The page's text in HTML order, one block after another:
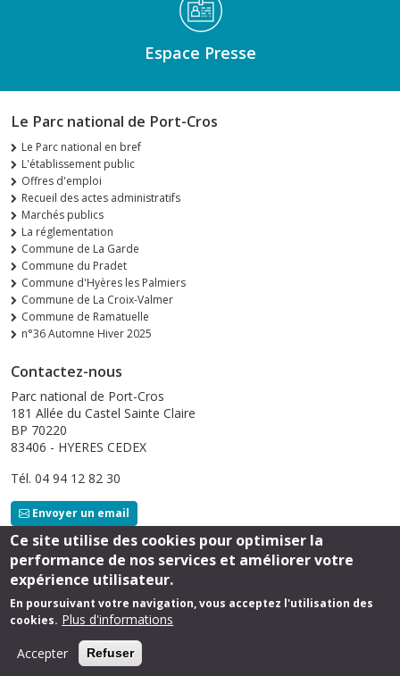
Espace Presse
Le Parc national de Port-Cros
Le Parc national en bref
L'établissement public
Offres d'emploi
Recueil des actes administratifs
Marchés publics
La réglementation
Commune de La Garde
Commune du Pradet
Commune d'Hyères les Palmiers
Commune de La Croix-Valmer
Commune de Ramatuelle
n°36 Automne Hiver 2025
Contactez-nous
Parc national de Port-Cros
181 Allée du Castel Sainte Claire
BP 70220
83406 - HYERES CEDEX
Tél. 04 94 12 82 30
Envoyer un email
Suivez-nous
Ce site utilise des cookies pour optimiser la
performance de nos services et améliorer votre
expérience utilisateur.
En poursuivant votre navigation, vous acceptez l'utilisation des
cookies. Plus d'informations
Accepter
Refuser